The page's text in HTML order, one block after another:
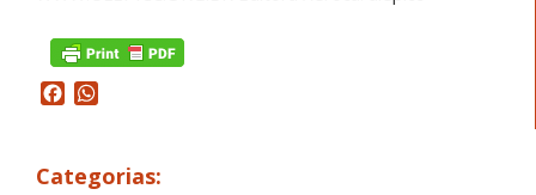
Facebook
Categorias: